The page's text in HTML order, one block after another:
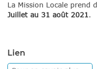
La Mission Locale prend
Juillet au 31 août 2021.
Lien